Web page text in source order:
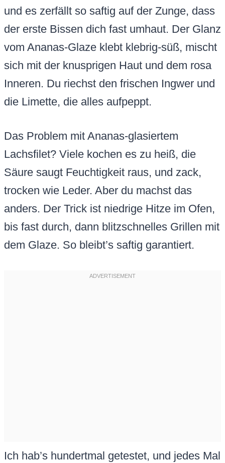
und es zerfällt so saftig auf der Zunge, dass
der erste Bissen dich fast umhaut. Der Glanz
vom Ananas-Glaze klebt klebrig-süß, mischt
sich mit der knusprigen Haut und dem rosa
Inneren. Du riechst den frischen Ingwer und
die Limette, die alles aufpeppt.
Das Problem mit Ananas-glasiertem
Lachsfilet? Viele kochen es zu heiß, die
Säure saugt Feuchtigkeit raus, und zack,
trocken wie Leder. Aber du machst das
anders. Der Trick ist niedrige Hitze im Ofen,
bis fast durch, dann blitzschnelles Grillen mit
dem Glaze. So bleibt’s saftig garantiert.
Ich hab’s hundertmal getestet, und jedes Mal